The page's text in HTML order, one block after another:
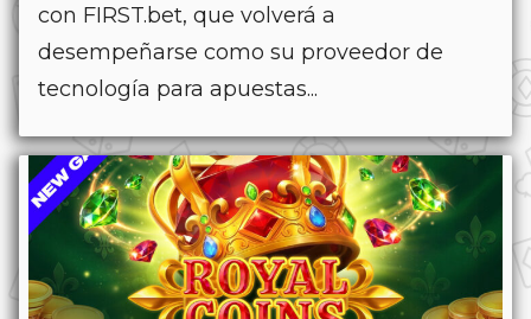
con FIRST.bet, que volverá a
desempeñarse como su proveedor de
tecnología para apuestas...